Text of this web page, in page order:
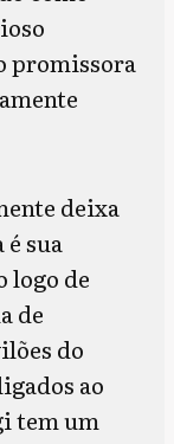
promissora
deixa
sua
logo de
de
do
ao
tem um